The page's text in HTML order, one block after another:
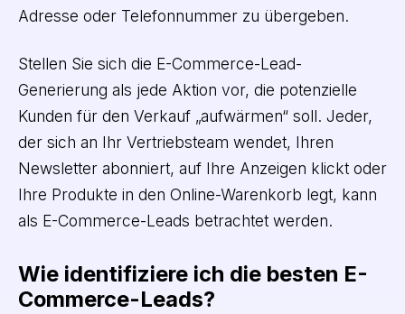
Adresse oder Telefonnummer zu übergeben.
Stellen Sie sich die E-Commerce-Lead-
Generierung als jede Aktion vor, die potenzielle
Kunden für den Verkauf „aufwärmen“ soll. Jeder,
der sich an Ihr Vertriebsteam wendet, Ihren
Newsletter abonniert, auf Ihre Anzeigen klickt oder
Ihre Produkte in den Online-Warenkorb legt, kann
als E-Commerce-Leads betrachtet werden.
Wie identifiziere ich die besten E-
Commerce-Leads?